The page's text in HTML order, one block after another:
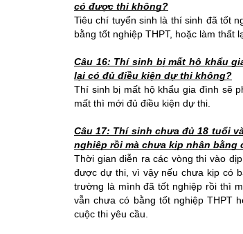
có được thi không?
Tiêu chí tuyển sinh là thí sinh đã tốt
bằng tốt nghiệp THPT, hoặc làm thất
Câu 16: Thí sinh bị mất hộ khẩu
lại có đủ điều kiện dự thi không?
Thí sinh bị mất hộ khẩu gia đình sẽ
mất thì mới đủ điều kiện dự thi.
Câu 17: Thí sinh chưa đủ 18 tuổi
nghiệp rồi mà chưa kịp nhận
Thời gian diễn ra các vòng thi vào
được dự thi, vì vậy nếu chưa kịp có
trường là mình đã tốt nghiệp rồi thì
vẫn chưa có bằng tốt nghiệp THPT
cuộc thi yêu cầu.